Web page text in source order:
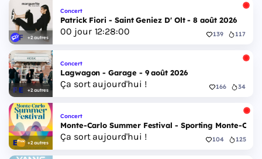
+2 autres
Concert
Patrick Fiori - Saint Geniez D' Olt - 8 août 2026
00 jour 12:27:59 139 117
+2 autres
Concert
Lagwagon - Garage - 9 août 2026
Ça sort aujourd'hui ! 166 34
+2 autres
Concert
Monte-Carlo Summer Festival - Sporting Monte-
Ça sort aujourd'hui ! 104 125